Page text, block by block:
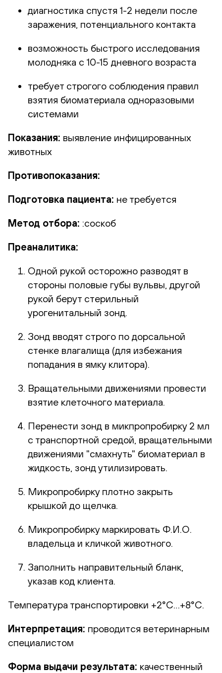
диагностика спустя 1-2 недели после
заражения, потенциального контакта
возможность быстрого исследования
молодняка с 10-15 дневного возраста
требует строгого соблюдения правил
взятия биоматериала одноразовыми
системами
Показания: выявление инфицированных
животных
Противопоказания:
Подготовка пациента: не требуется
Метод отбора: :соскоб
Преаналитика:
Одной рукой осторожно разводят в
стороны половые губы вульвы, другой
рукой берут стерильный
урогенитальный зонд.
Зонд вводят строго по дорсальной
стенке влагалища (для избежания
попадания в ямку клитора).
Вращательными движениями провести
взятие клеточного материала.
Перенести зонд в микпропробирку 2 мл
с транспортной средой, вращательными
движениями "смахнуть" биоматериал в
жидкость, зонд утилизировать.
Микропробирку плотно закрыть
крышкой до щелчка.
Микропробирку маркировать Ф.И.О.
владельца и кличкой животного.
Заполнить направительный бланк,
указав код клиента.
Температура транспортировки +2°С…+8°С.
Интерпретация: проводится ветеринарным
специалистом
Форма выдачи результата: качественный